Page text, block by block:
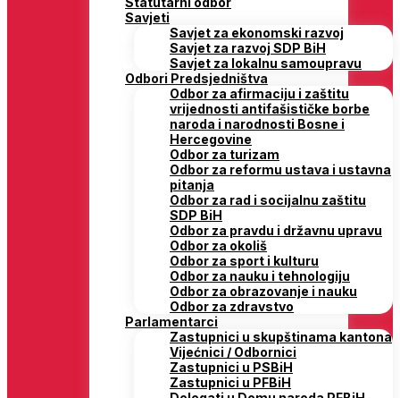
Savjeti
Savjet za ekonomski razvoj
Savjet za razvoj SDP BiH
Savjet za lokalnu samoupravu
Odbori Predsjedništva
Odbor za afirmaciju i zaštitu
vrijednosti antifašističke borbe
naroda i narodnosti Bosne i
Hercegovine
Odbor za turizam
Odbor za reformu ustava i ustavna
pitanja
Odbor za rad i socijalnu zaštitu
SDP BiH
Odbor za pravdu i državnu upravu
Odbor za okoliš
Odbor za sport i kulturu
Odbor za nauku i tehnologiju
Odbor za obrazovanje i nauku
Odbor za zdravstvo
Parlamentarci
Zastupnici u skupštinama kantona
Vijećnici / Odbornici
Zastupnici u PSBiH
Zastupnici u PFBiH